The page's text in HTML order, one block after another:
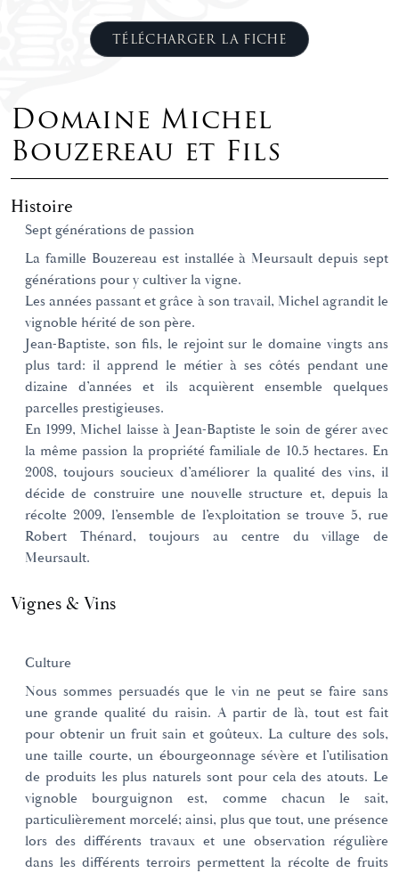
TÉLÉCHARGER LA FICHE
Domaine Michel
Bouzereau et Fils
Histoire
Sept générations de passion
La famille Bouzereau est installée à Meursault depuis sept
générations pour y cultiver la vigne.
Les années passant et grâce à son travail, Michel agrandit le
vignoble hérité de son père.
Jean-Baptiste, son fils, le rejoint sur le domaine vingts ans
plus tard: il apprend le métier à ses côtés pendant une
dizaine d’années et ils acquièrent ensemble quelques
parcelles prestigieuses.
En 1999, Michel laisse à Jean-Baptiste le soin de gérer avec
la même passion la propriété familiale de 10.5 hectares. En
2008, toujours soucieux d’améliorer la qualité des vins, il
décide de construire une nouvelle structure et, depuis la
récolte 2009, l’ensemble de l’exploitation se trouve 5, rue
Robert Thénard, toujours au centre du village de
Meursault.
Vignes & Vins
Culture
Nous sommes persuadés que le vin ne peut se faire sans
une grande qualité du raisin. A partir de là, tout est fait
pour obtenir un fruit sain et goûteux. La culture des sols,
une taille courte, un ébourgeonnage sévère et l’utilisation
de produits les plus naturels sont pour cela des atouts. Le
vignoble bourguignon est, comme chacun le sait,
particulièrement morcelé; ainsi, plus que tout, une présence
lors des différents travaux et une observation régulière
dans les différents terroirs permettent la récolte de fruits